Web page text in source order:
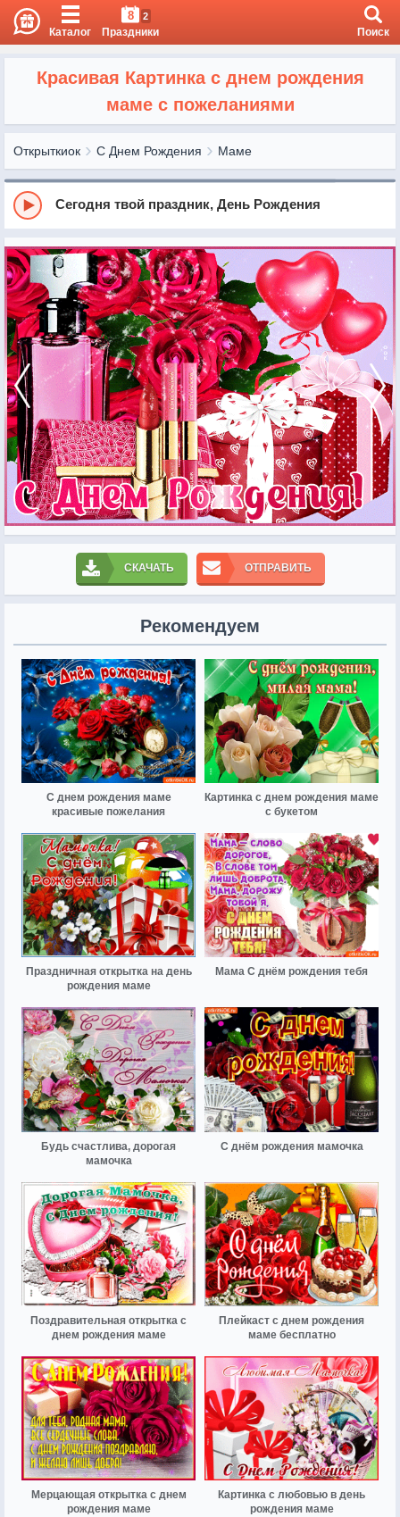
Каталог
8 2
Праздники Поиск
Красивая Картинка с днем рождения
маме с пожеланиями
Открыткиок С Днем Рождения Маме
Сегодня твой праздник, День Рождения
СКАЧАТЬ ОТПРАВИТЬ
Рекомендуем
С днем рождения маме
красивые пожелания
Картинка с днем рождения маме
с букетом
Праздничная открытка на день
рождения маме
Мама С днём рождения тебя
Будь счастлива, дорогая
мамочка
С днём рождения мамочка
Поздравительная открытка с
днем рождения маме
Плейкаст с днем рождения
маме бесплатно
Мерцающая открытка с днем
рождения маме
Картинка с любовью в день
рождения маме